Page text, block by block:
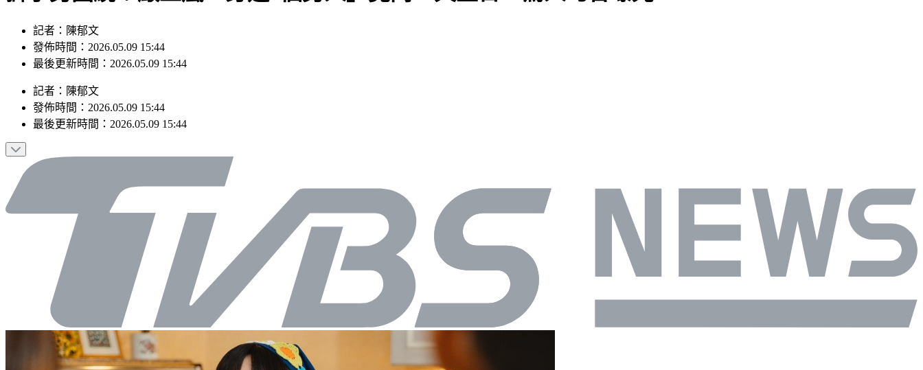
記者：陳郁文
發佈時間：2026.05.09 15:44
最後更新時間：2026.05.09 15:44
記者 ： 陳郁文
發佈時間： 2026.05.09 15:44
最後更新時間： 2026.05.09 15:44